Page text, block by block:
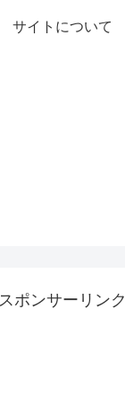
サイトについて
スポンサーリンク